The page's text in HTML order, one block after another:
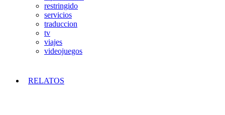
restringido
servicios
traduccion
tv
viajes
videojuegos
RELATOS